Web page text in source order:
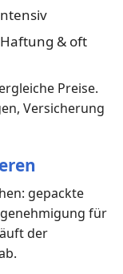
& oft
Preise.
Versicherung
gepackte
für
der